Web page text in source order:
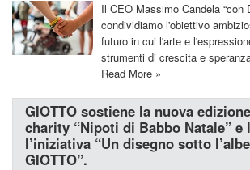
Il CEO Massimo Candela “con
condividiamo l'obiettivo
futuro in cui l'arte e
strumenti di crescita e
Read More »
GIOTTO sostiene la nuova
charity “Nipoti di Babbo Natale” e
l’iniziativa “Un disegno sotto
GIOTTO”.